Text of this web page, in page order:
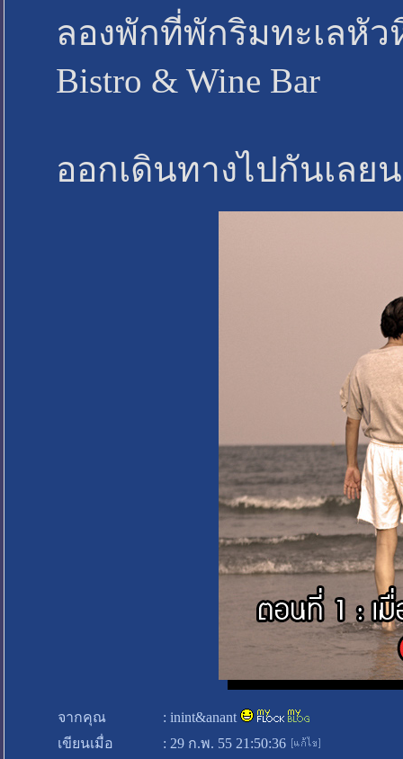
ลองพักที่พักริมทะเลหั
Bistro & Wine Bar
ออกเดินทางไปกันเลย
จากคุณ : inint&anant
เขียนเมื่อ
: 29 ก.พ. 55 21:50:36